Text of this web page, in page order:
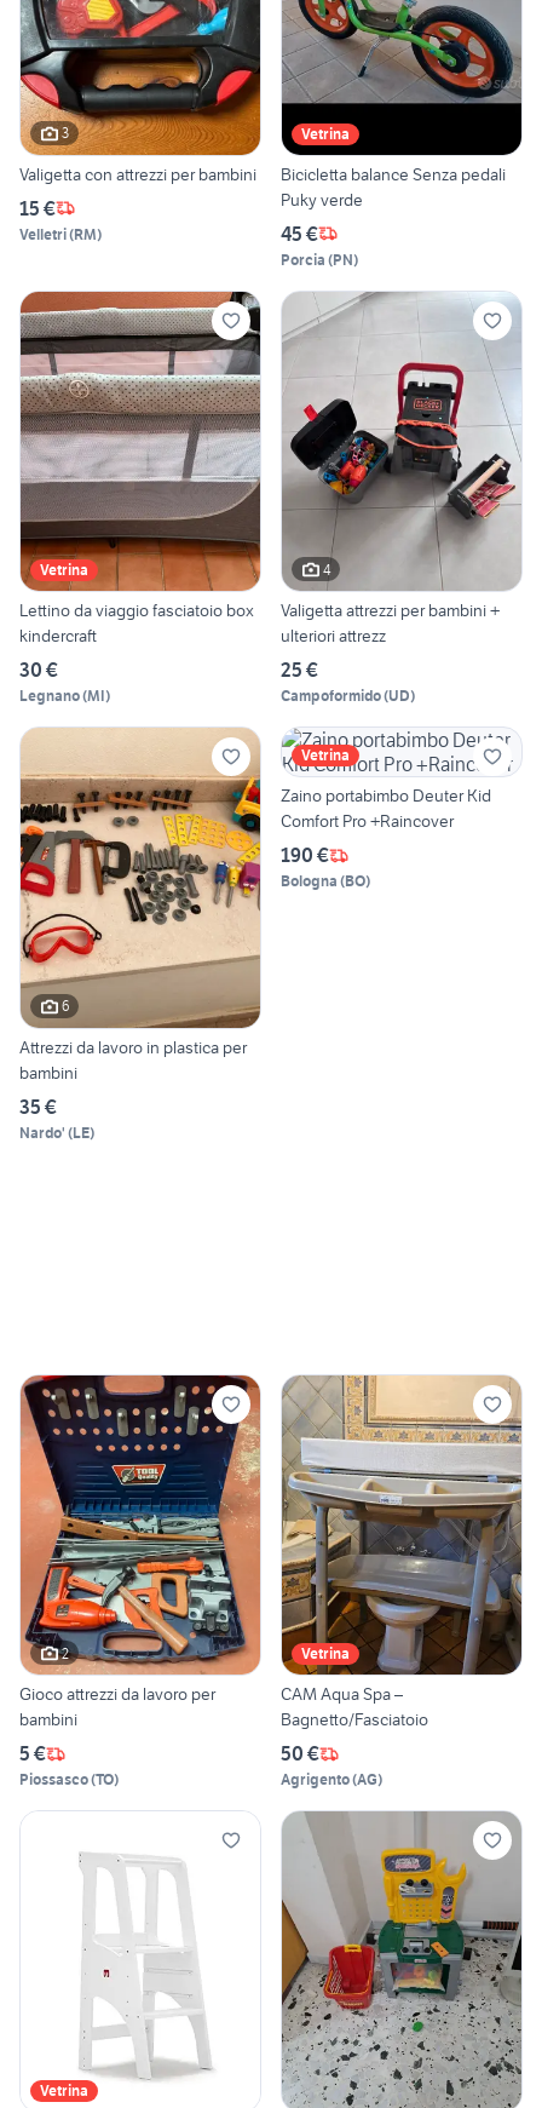
3
Valigetta con attrezzi per bambini
15 €
Velletri(RM)
Vetrina
Bicicletta balance Senza pedali
Puky verde
45 €
Porcia (PN)
Vetrina
Lettino da viaggio fasciatoio box
kindercraft
30 €
Legnano(MI)
4
Valigetta attrezzi per bambini +
ulteriori attrezz
25 €
Campoformido(UD)
6
Attrezzi da lavoro in plastica per
bambini
35 €
Nardo' (LE)
Vetrina
Zaino portabimbo Deuter Kid
Comfort Pro +Raincover
190 €
Bologna (BO)
2
Gioco attrezzi da lavoro per
bambini
5 €
Piossasco(TO)
Vetrina
CAM Aqua Spa –
Bagnetto/Fasciatoio
50 €
Agrigento(AG)
Vetrina